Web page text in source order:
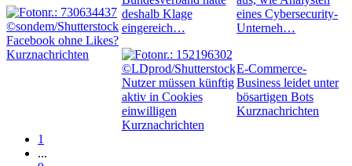
Facebook ohne Likes?
Kurznachrichten
deshalb Klage
eingereich…
Nutzer müssen künftig
aktiv in Cookies
einwilligen
Kurznachrichten
eines Cybersecurity-
Unterneh…
E-Commerce-
Business leidet unter
bösartigen Bots
Kurznachrichten
1
...